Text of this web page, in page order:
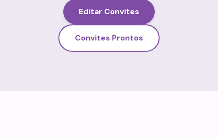
Editar Convites
Convites Prontos